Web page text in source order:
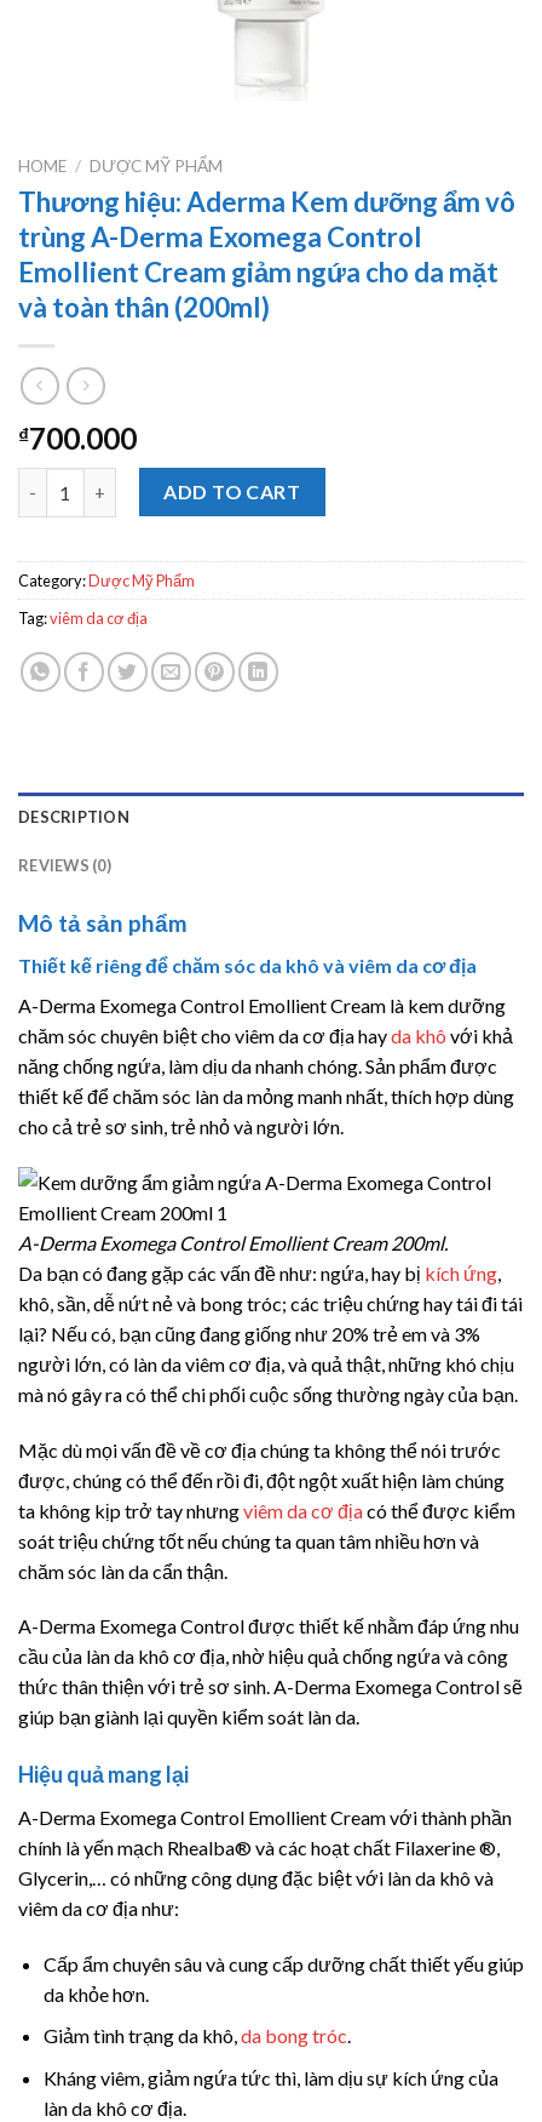
HOME / DƯỢC MỸ PHẨM
Thương hiệu: Aderma Kem dưỡng ẩm vô
trùng A-Derma Exomega Control
Emollient Cream giảm ngứa cho da mặt
và toàn thân (200ml)
₫700.000
Thương hiệu: Aderma Kem dưỡng ẩm vô trùng A-Derma
ADD TO CART
Category:Dược Mỹ Phẩm
Tag:viêm da cơ địa
DESCRIPTION
REVIEWS (0)
Mô tả sản phẩm
Thiết kế riêng để chăm sóc da khô và viêm da cơ địa
A-Derma Exomega Control Emollient Cream là kem dưỡng
chăm sóc chuyên biệt cho viêm da cơ địa hayda khô với khả
năng chống ngứa, làm dịu da nhanh chóng. Sản phẩm được
thiết kế để chăm sóc làn da mỏng manh nhất, thích hợp dùng
cho cả trẻ sơ sinh, trẻ nhỏ và người lớn.
A-Derma Exomega Control Emollient Cream 200ml.
Da bạn có đang gặp các vấn đề như: ngứa, hay bị kích ứng
khô, sần, dễ nứt nẻ và bong tróc; các triệu chứng hay tái đi tái
lại? Nếu có, bạn cũng đang giống như 20% trẻ em và 3%
người lớn, có làn da viêm cơ địa, và quả thật, những khó chịu
mà nó gây ra có thể chi phối cuộc sống thường ngày của bạn.
Mặc dù mọi vấn đề về cơ địa chúng ta không thể nói trước
được, chúng có thể đến rồi đi, đột ngột xuất hiện làm chúng
ta không kịp trở tay nhưngviêm da cơ địacó thể được kiểm
soát triệu chứng tốt nếu chúng ta quan tâm nhiều hơn và
chăm sóc làn da cẩn thận.
A-Derma Exomega Control được thiết kế nhằm đáp ứng nhu
cầu của làn da khô cơ địa, nhờ hiệu quả chống ngứa và công
thức thân thiện với trẻ sơ sinh. A-Derma Exomega Control sẽ
giúp bạn giành lại quyền kiểm soát làn da.
Hiệu quả mang lại
A-Derma Exomega Control Emollient Cream với thành phần
chính là yến mạch Rhealba® và các hoạt chất Filaxerine ®,
Glycerin,… có những công dụng đặc biệt với làn da khô và
viêm da cơ địa như:
Cấp ẩm chuyên sâu và cung cấp dưỡng chất thiết yếu giúp
da khỏe hơn.
Giảm tình trạng da khô,da bong tróc.
Kháng viêm, giảm ngứa tức thì, làm dịu sự kích ứng của
làn da khô cơ địa.